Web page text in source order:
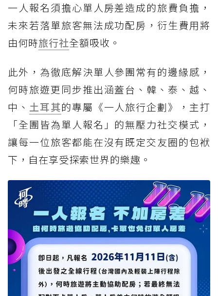
一人報名須擔心單人房差造成的旅費負擔，
未來若落單旅客無法成功配房，衍生費用將
由何時旅行社全額吸收。
此外，為徹底解決單人參團常有的邊緣感，
何時旅遊更同步推出涵蓋台、韓、泰、越、
中、 土耳其的專屬《一人旅行企劃》，主打
「全團皆為單人報名」的無壓力社交模式，
讓每一位旅客都能在沒有既定交友圈的包袱
下，自在享受探索世界的樂趣。